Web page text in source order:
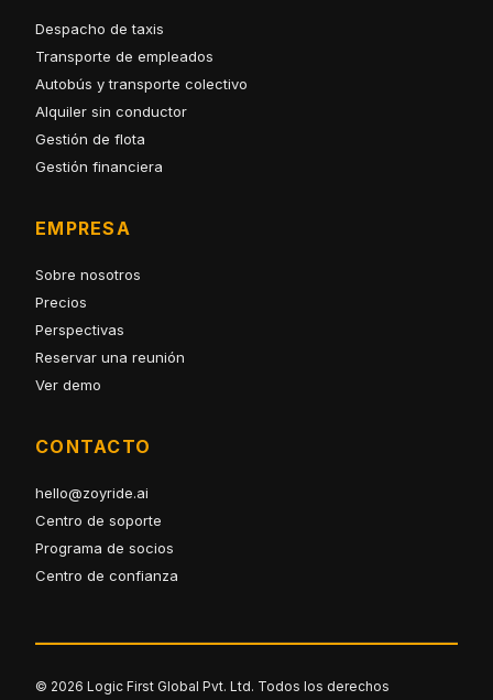
Despacho de taxis
Transporte de empleados
Autobús y transporte colectivo
Alquiler sin conductor
Gestión de flota
Gestión financiera
EMPRESA
Sobre nosotros
Precios
Perspectivas
Reservar una reunión
Ver demo
CONTACTO
hello@zoyride.ai
Centro de soporte
Programa de socios
Centro de confianza
© 2026 Logic First Global Pvt. Ltd. Todos los derechos